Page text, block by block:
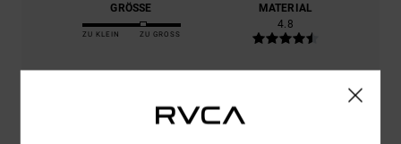
GRÖSSE
ZU KLEIN ZU GROSS
MATERIAL
4.8